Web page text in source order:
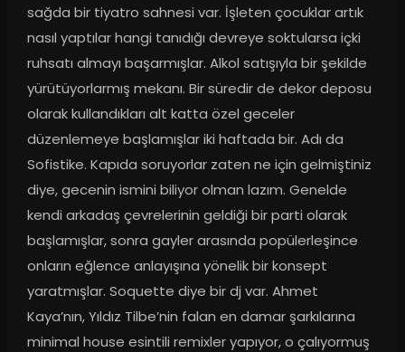
sağda bir tiyatro sahnesi var. İşleten çocuklar artık
nasıl yaptılar hangi tanıdığı devreye soktularsa içki
ruhsatı almayı başarmışlar. Alkol satışıyla bir şekilde
yürütüyorlarmış mekanı. Bir süredir de dekor deposu
olarak kullandıkları alt katta özel geceler
düzenlemeye başlamışlar iki haftada bir. Adı da
Sofistike. Kapıda soruyorlar zaten ne için gelmiştiniz
diye, gecenin ismini biliyor olman lazım. Genelde
kendi arkadaş çevrelerinin geldiği bir parti olarak
başlamışlar, sonra gayler arasında popülerleşince
onların eğlence anlayışına yönelik bir konsept
yaratmışlar. Soquette diye bir dj var. Ahmet
Kaya’nın, Yıldız Tilbe’nin falan en damar şarkılarına
minimal house esintili remixler yapıyor, o çalıyormuş